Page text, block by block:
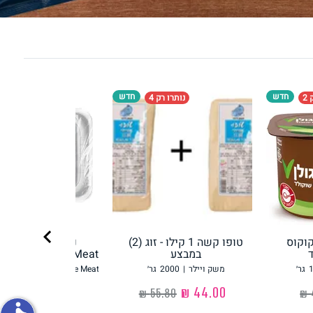
פירות וירקות
על האש
חדש
גר׳
חדש נותרו רק 4
טופו קשה 1 קילו - זוג (2)
במבצע
2000 גר׳ | משק ויילר
‏55.80 ₪
נתח סטייק
Redefine Meat רידיפיין מיט
Redefine Meat רידיפיין מיט
‏42.90 ₪
chevron_right